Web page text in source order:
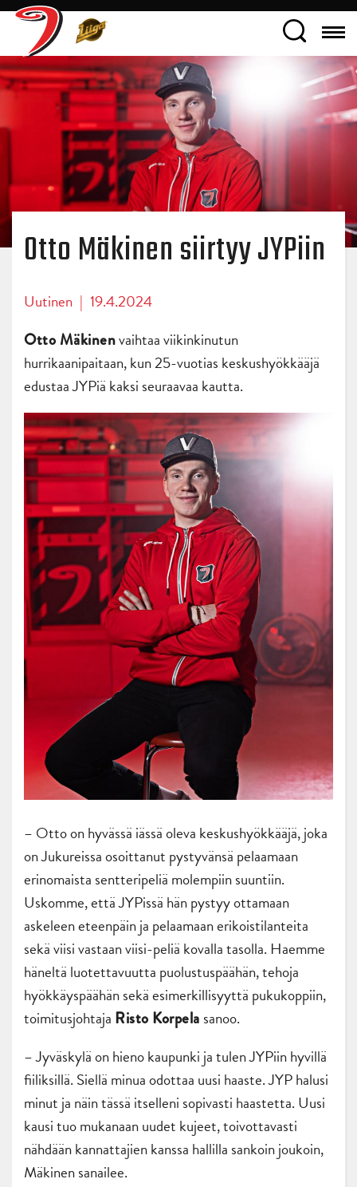
Otto Mäkinen siirtyy JYPiin
Uutinen | 19.4.2024
Otto Mäkinenvaihtaa viikinkinutun
hurrikaanipaitaan, kun 25-vuotias keskushyökkääjä
edustaa JYPiä kaksi seuraavaa kautta.
– Otto on hyvässä iässä oleva keskushyökkääjä, joka
on Jukureissa osoittanut pystyvänsä pelaamaan
erinomaista sentteripeliä molempiin suuntiin.
Uskomme, että JYPissä hän pystyy ottamaan
askeleen eteenpäin ja pelaamaan erikoistilanteita
sekä viisi vastaan viisi-peliä kovalla tasolla. Haemme
häneltä luotettavuutta puolustuspäähän, tehoja
hyökkäyspäähän sekä esimerkillisyyttä pukukoppiin,
toimitusjohtaja Risto Korpela sanoo.
– Jyväskylä on hieno kaupunki ja tulen JYPiin hyvillä
fiiliksillä. Siellä minua odottaa uusi haaste. JYP halusi
minut ja näin tässä itselleni sopivasti haastetta. Uusi
kausi tuo mukanaan uudet kujeet, toivottavasti
nähdään kannattajien kanssa hallilla sankoin joukoin,
Mäkinen sanailee.